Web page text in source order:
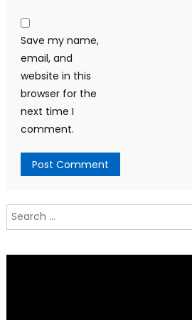
Save my name,
email, and
website in this
browser for the
next time I
comment.
Search
for: